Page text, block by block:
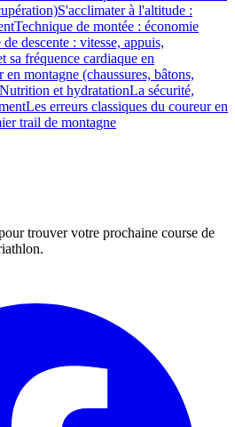
S'acclimater à l'altitude :
Technique de montée : économie
descente : vitesse, appuis,
sa fréquence cardiaque en
montagne (chaussures, bâtons,
Nutrition et hydratationLa sécurité,
Les erreurs classiques du coureur en
trail de montagne
trouver votre prochaine course de